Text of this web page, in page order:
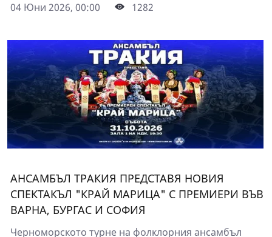
04 Юни 2026, 00:00
1282
АНСАМБЪЛ ТРАКИЯ ПРЕДСТАВЯ НОВИЯ
СПЕКТАКЪЛ "КРАЙ МАРИЦА" С ПРЕМИЕРИ ВЪВ
ВАРНА, БУРГАС И СОФИЯ
Черноморското турне на фолклорния ансамбъл